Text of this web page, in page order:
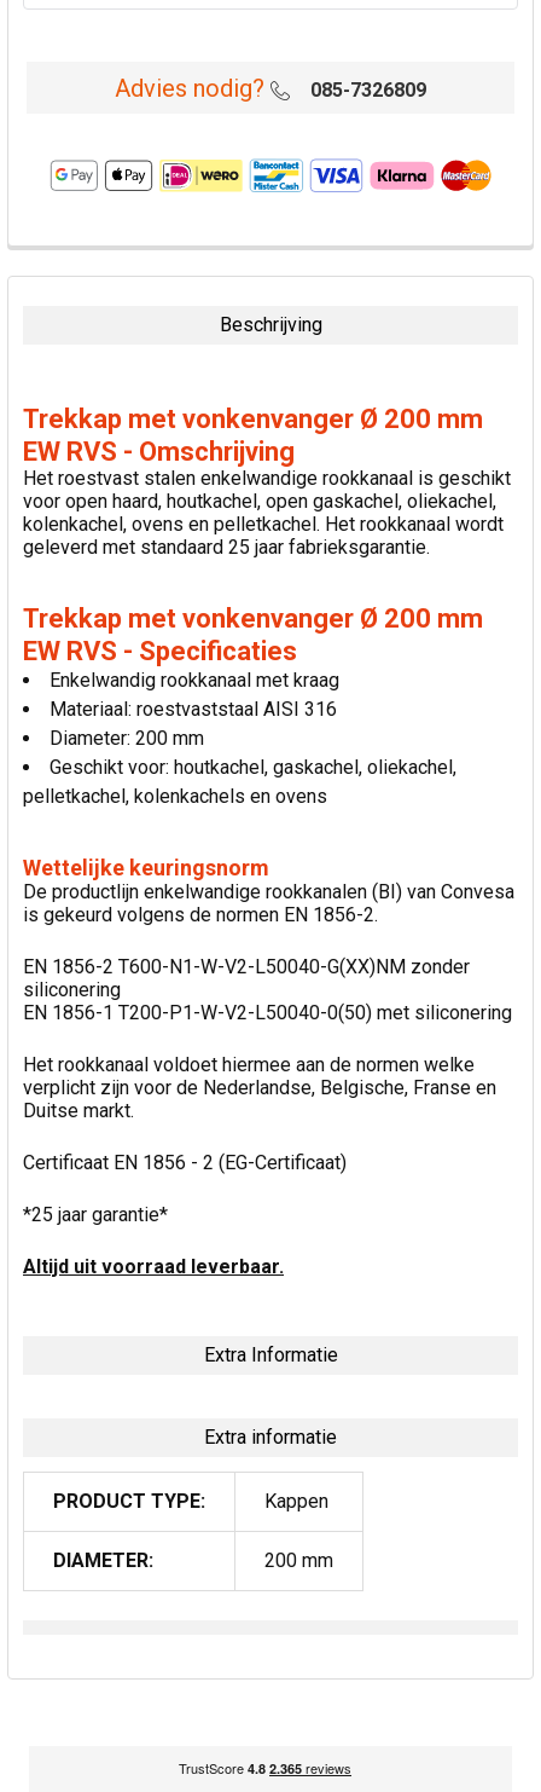
Advies nodig? 085-7326809
VAAK
SAMEN
VOEG
GESELECTEERDE
TOE AAN
WINKELWAGEN
Beschrijving
Trekkap met vonkenvanger Ø 200 mm
EW RVS - Omschrijving
Het roestvast stalen enkelwandige rookkanaal is geschikt
voor open haard, houtkachel, open gaskachel, oliekachel,
kolenkachel, ovens en pelletkachel. Het rookkanaal wordt
geleverd met standaard 25 jaar fabrieksgarantie.
Trekkap met vonkenvanger Ø 200 mm
EW RVS - Specificaties
Enkelwandig rookkanaal met kraag
Materiaal: roestvaststaal AISI 316
Diameter: 200 mm
Geschikt voor: houtkachel, gaskachel, oliekachel,
pelletkachel, kolenkachels en ovens
Wettelijke keuringsnorm
De productlijn enkelwandige rookkanalen (BI) van Convesa
is gekeurd volgens de normen EN 1856-2.
EN 1856-2 T600-N1-W-V2-L50040-G(XX)NM zonder
siliconering
EN 1856-1 T200-P1-W-V2-L50040-0(50) met siliconering
Het rookkanaal voldoet hiermee aan de normen welke
verplicht zijn voor de Nederlandse, Belgische, Franse en
Duitse markt.
Certificaat EN 1856 - 2 (EG-Certificaat)
*25 jaar garantie*
Altijd uit voorraad leverbaar.
Extra Informatie
Extra informatie
PRODUCT TYPE: Kappen
DIAMETER: 200 mm